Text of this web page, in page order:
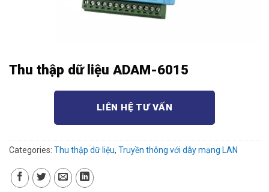
Thu thập dữ liệu ADAM-6015
LIÊN HỆ TƯ VẤN
Categories: Thu thập dữ liệu, Truyền thông với dây mạng LAN